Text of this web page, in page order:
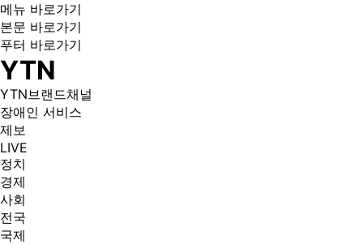
메뉴 바로가기
본문 바로가기
푸터 바로가기
YTN
YTN브랜드채널
장애인 서비스
제보
LIVE
정치
경제
사회
전국
국제